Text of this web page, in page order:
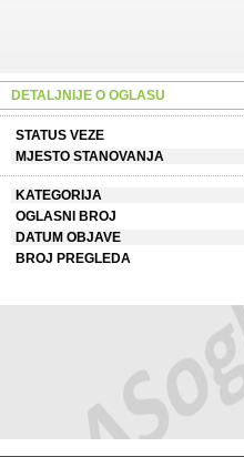
DETALJNIJE O OGLASU
STATUS VEZE
MJESTO STANOVANJA
KATEGORIJA
OGLASNI BROJ
DATUM OBJAVE
BROJ PREGLEDA